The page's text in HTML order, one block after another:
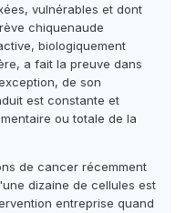
vulnérables et dont
chiquenaude
biologiquement
a fait la preuve dans
de son
est constante et
ou totale de la
de cancer récemment
dizaine de cellules est
entreprise quand